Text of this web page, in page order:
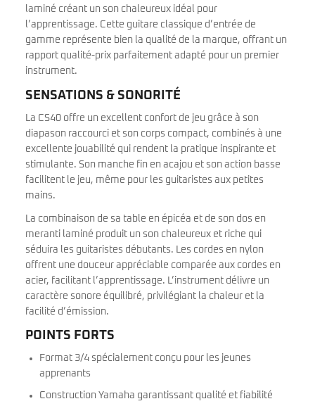
laminé créant un son chaleureux idéal pour
l’apprentissage. Cette guitare classique d’entrée de
gamme représente bien la qualité de la marque, offrant un
rapport qualité-prix parfaitement adapté pour un premier
instrument.
SENSATIONS & SONORITÉ
La CS40 offre un excellent confort de jeu grâce à son
diapason raccourci et son corps compact, combinés à une
excellente jouabilité qui rendent la pratique inspirante et
stimulante. Son manche fin en acajou et son action basse
facilitent le jeu, même pour les guitaristes aux petites
mains.
La combinaison de sa table en épicéa et de son dos en
meranti laminé produit un son chaleureux et riche qui
séduira les guitaristes débutants. Les cordes en nylon
offrent une douceur appréciable comparée aux cordes en
acier, facilitant l’apprentissage. L’instrument délivre un
caractère sonore équilibré, privilégiant la chaleur et la
facilité d’émission.
POINTS FORTS
Format 3/4 spécialement conçu pour les jeunes
apprenants
Construction Yamaha garantissant qualité et fiabilité